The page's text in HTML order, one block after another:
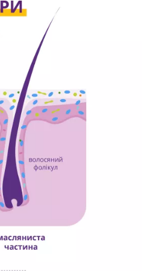
Biocodex.
дерматит:
від
статтю